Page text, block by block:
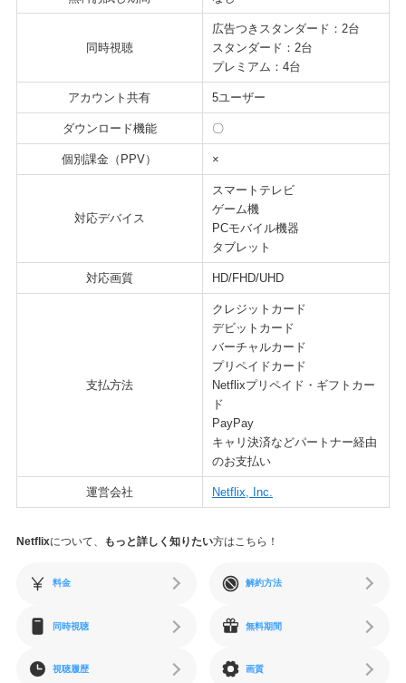
同時視聴
広告つきスタンダード：2台
スタンダード：2台
プレミアム：4台
アカウント共有 5ユーザー
ダウンロード機能 〇
個別課金（PPV） ×
対応デバイス
スマートテレビ
ゲーム機
PCモバイル機器
タブレット
対応画質 HD/FHD/UHD
支払方法
クレジットカード
デビットカード
バーチャルカード
プリペイドカード
Netflixプリペイド・ギフトカー
ド
PayPay
キャリ決済などパートナー経由
のお支払い
運営会社 Netflix, Inc.
Netflixについて、 もっと詳しく知りたい方はこちら！
料金 解約方法
同時視聴 無料期間
視聴履歴 画質